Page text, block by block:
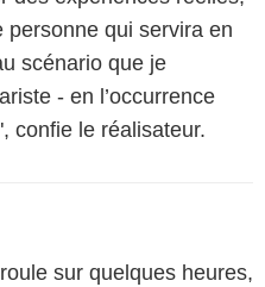
qui servira en
scénario que je
- en l’occurrence
confie le réalisateur.
sur quelques heures,